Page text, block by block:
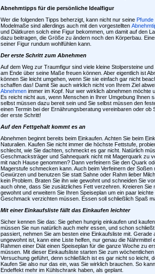
Abnehmtipps für die persönliche Idealfigur
Wer die folgenden Tipps beherzigt, kann nicht nur seine
Modelmaße sind allerdings auch mit den vorgestellten
und Diätkuren solch eine Figur bekommen, um damit auf den
dazu beitragen, die Größe zu ändern noch den Körperbau.
seiner Figur rundum wohlfühlen kann.
Der erste Schritt zum Abnehmen
Auf dem Weg zur Traumfigur sind viele kleine Stolpersteine
am Ende über seine Maße freuen können. Aber eigentlich ist
können Sie leicht umgehen, wenn Sie sie einfach gar nicht
schaffen das! Damit Sie auch wirklich nicht von Ihrem Ziel
Abnehmenimmer im Kopf. Nur wer wirklich abnehmen möchte
Es reicht nicht aus, wenn Menschen in Ihrer Umgebung Ihnen
selbst müssen dazu bereit sein und Sie selbst müssen den
einen Termin bei der Ernährungsberatung vereinbaren oder
der erste Schritt!
Auf den Fettgehalt kommt es an
Abnehmen beginnt bereits beim Einkaufen. Achten Sie beim
Naturalien. Kaufen Sie nicht immer die höchste Fettstufe,
schlecht, wie Sie dachten, schmeckt es gar nicht. Natürlich
Geschmacksträger und Sahnequark nicht mit Magerquark zu
mit nach Hause genommen? Dann verfeinern Sie den Quark
Magerstufe schmecken kann. Auch beim Verfeinern der
Gewürzen und benutzen Sie statt Sahne oder Rahm lieber
kein Problem. Braten Sie ihn wie gewohnt und schneiden Sie
auch ohne, dass Sie zusätzliches Fett verzehren. Kreieren
gewohnt und erweitern Sie Ihren Speiseplan um ein paar
Geschmack verzichten müssen. Essen soll schließlich Spaß
Mit einer Einkaufsliste fällt das Einkaufen leichter
Sicher kennen Sie das: Sie gehen hungrig einkaufen und
müssen Sie nun natürlich auch mehr essen, und schon
passiert, nehmen Sie am besten eine Einkaufsliste mit.
ungewohnt ist, kann eine Liste helfen, nur genau die
Rahmen einer Diät einen Speiseplan für die ganze Woche zu
müssen. Mit dieser Einkaufsliste starten Sie zum
Versuchung geführt, denn schließlich ist es gar nicht so leicht,
Kaufen Sie also nur das ein, was Sie wirklich brauchen. So
Endeffekt mehr im Kühlschrank haben, als geplant.